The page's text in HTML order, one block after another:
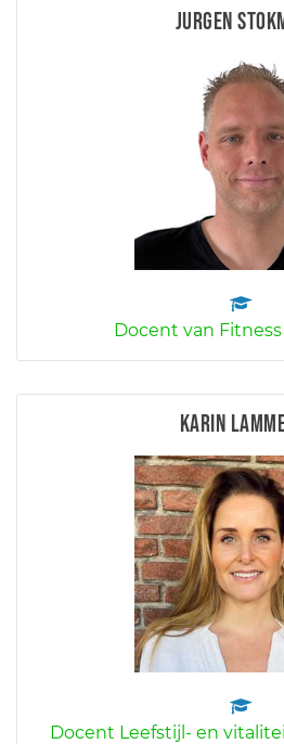
Jurgen
Docent van
Karin
Docent Leefstijl- en